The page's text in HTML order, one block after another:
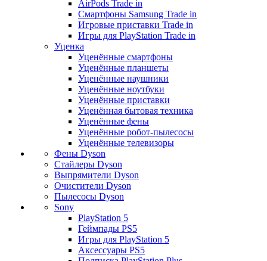
AirPods Trade in
Смартфоны Samsung Trade in
Игровые приставки Trade in
Игры для PlayStation Trade in
Уценка
Уценённые смартфоны
Уценённые планшеты
Уценённые наушники
Уценённые ноутбуки
Уценённые приставки
Уценённая бытовая техника
Уценённые фены
Уценённые робот-пылесосы
Уценённые телевизоры
Фены Dyson
Стайлеры Dyson
Выпрямители Dyson
Очистители Dyson
Пылесосы Dyson
Sony
PlayStation 5
Геймпады PS5
Игры для PlayStation 5
Аксессуары PS5